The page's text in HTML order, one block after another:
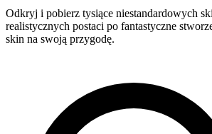
Odkryj i pobierz tysiące niestandardowych
realistycznych postaci po fantastyczne
skin na swoją przygodę.